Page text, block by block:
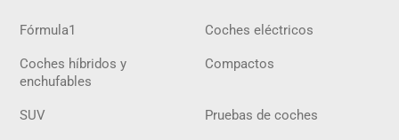
Fórmula1 Coches eléctricos
Coches híbridos y
enchufables
Compactos
SUV Pruebas de coches